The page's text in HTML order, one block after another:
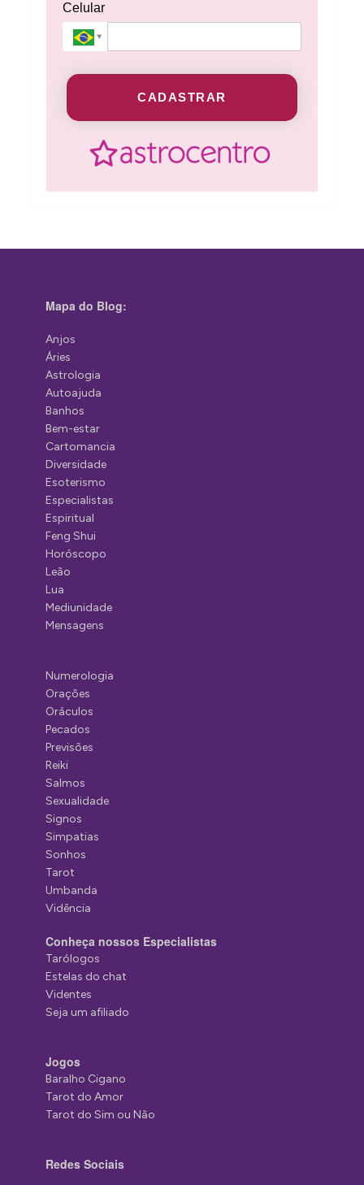
Celular
CADASTRAR
Mapa do Blog:
Anjos
Áries
Astrologia
Autoajuda
Banhos
Bem-estar
Cartomancia
Diversidade
Esoterismo
Especialistas
Espiritual
Feng Shui
Horóscopo
Leão
Lua
Mediunidade
Mensagens
Numerologia
Orações
Oráculos
Pecados
Previsões
Reiki
Salmos
Sexualidade
Signos
Simpatias
Sonhos
Tarot
Umbanda
Vidência
Conheça nossos Especialistas
Tarólogos
Estelas do chat
Videntes
Seja um afiliado
Jogos
Baralho Cigano
Tarot do Amor
Tarot do Sim ou Não
Redes Sociais